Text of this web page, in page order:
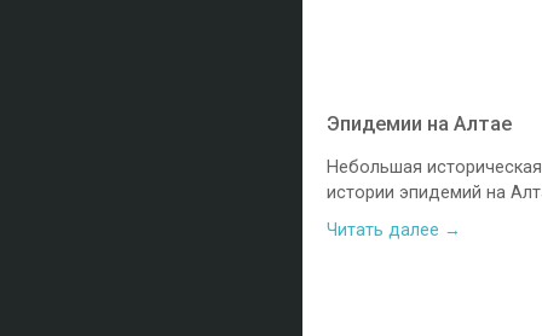
Эпидемии на Алтае
Небольшая
истории эпидемий на
Читать далее →